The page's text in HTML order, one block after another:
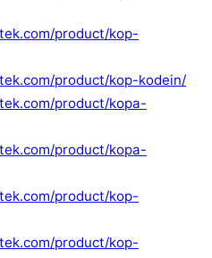
product/kop-
product/kop-kodein/
product/kopa-
product/kopa-
product/kop-
product/kop-